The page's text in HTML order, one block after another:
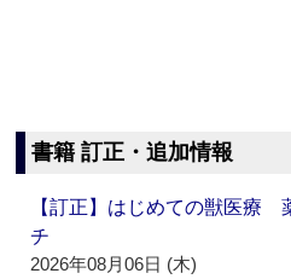
書籍 訂正・追加情報
【訂正】はじめての獣医療
チ
2026年08月06日 (木)